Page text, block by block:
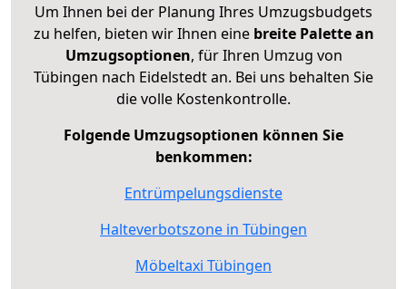
Um Ihnen bei der Planung Ihres Umzugsbudgets
zu helfen, bieten wir Ihnen eine breite Palette an
Umzugsoptionen, für Ihren Umzug von
Tübingen nach Eidelstedt an. Bei uns behalten Sie
die volle Kostenkontrolle.
Folgende Umzugsoptionen können Sie
benkommen:
Entrümpelungsdienste
Halteverbotszone in Tübingen
Möbeltaxi Tübingen